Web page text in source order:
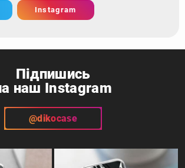
Instagram
Підпишись
наш Instagram
@dikocase